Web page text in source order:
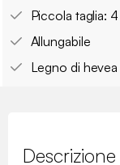
Piccola taglia:
Allungabile
Legno di